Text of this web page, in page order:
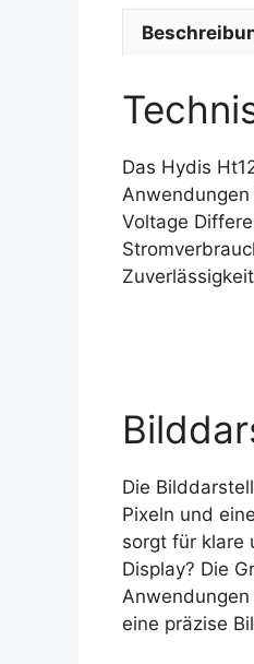
Das Hydis
Voltage
Die
Pixeln und
sorgt für klare
Display? Die
eine präzise